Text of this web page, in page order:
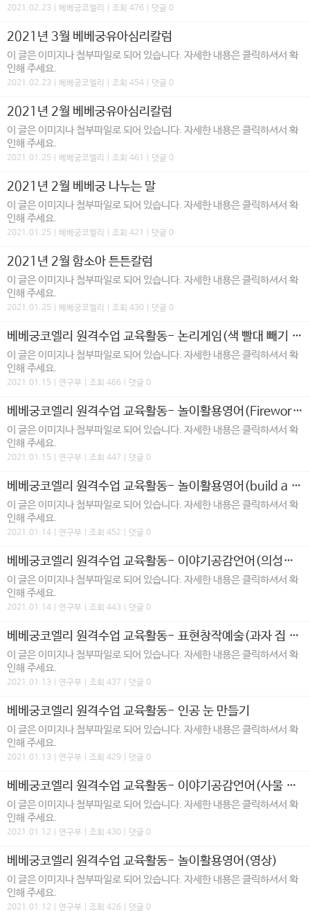
2021.02.23 | 베베궁코엘리 | 조회 476 | 댓글 0
2021년 3월 베베궁유아심리칼럼
이 글은 이미지나 첨부파일로 되어 있습니다. 자세한 내용은 클릭하셔서 확
인해 주세요.
2021.02.23 | 베베궁코엘리 | 조회 454 | 댓글 0
2021년 2월 베베궁유아심리칼럼
이 글은 이미지나 첨부파일로 되어 있습니다. 자세한 내용은 클릭하셔서 확
인해 주세요.
2021.01.25 | 베베궁코엘리 | 조회 461 | 댓글 0
2021년 2월 베베궁 나누는 말
이 글은 이미지나 첨부파일로 되어 있습니다. 자세한 내용은 클릭하셔서 확
인해 주세요.
2021.01.25 | 베베궁코엘리 | 조회 421 | 댓글 0
2021년 2월 함소아 튼튼칼럼
이 글은 이미지나 첨부파일로 되어 있습니다. 자세한 내용은 클릭하셔서 확
인해 주세요.
2021.01.25 | 베베궁코엘리 | 조회 430 | 댓글 0
베베궁코엘리 원격수업 교육활동- 논리게임(색 빨대 빼기 게임)
이 글은 이미지나 첨부파일로 되어 있습니다. 자세한 내용은 클릭하셔서 확
인해 주세요.
2021.01.15 | 연구부 | 조회 466 | 댓글 0
베베궁코엘리 원격수업 교육활동- 놀이활용영어(Fireworks in jar)
이 글은 이미지나 첨부파일로 되어 있습니다. 자세한 내용은 클릭하셔서 확
인해 주세요.
2021.01.15 | 연구부 | 조회 447 | 댓글 0
베베궁코엘리 원격수업 교육활동- 놀이활용영어(build a snowman)
이 글은 이미지나 첨부파일로 되어 있습니다. 자세한 내용은 클릭하셔서 확
인해 주세요.
2021.01.14 | 연구부 | 조회 452 | 댓글 0
베베궁코엘리 원격수업 교육활동- 이야기공감언어(의성어와 설명듣고 집 찾기)
이 글은 이미지나 첨부파일로 되어 있습니다. 자세한 내용은 클릭하셔서 확
인해 주세요.
2021.01.14 | 연구부 | 조회 443 | 댓글 0
베베궁코엘리 원격수업 교육활동- 표현창작예술(과자 집 만들기)
이 글은 이미지나 첨부파일로 되어 있습니다. 자세한 내용은 클릭하셔서 확
인해 주세요.
2021.01.13 | 연구부 | 조회 437 | 댓글 0
베베궁코엘리 원격수업 교육활동- 인공 눈 만들기
이 글은 이미지나 첨부파일로 되어 있습니다. 자세한 내용은 클릭하셔서 확
인해 주세요.
2021.01.13 | 연구부 | 조회 429 | 댓글 0
베베궁코엘리 원격수업 교육활동- 이야기공감언어(사물 모습 묘사하고 알아 맞히기)
이 글은 이미지나 첨부파일로 되어 있습니다. 자세한 내용은 클릭하셔서 확
인해 주세요.
2021.01.12 | 연구부 | 조회 430 | 댓글 0
베베궁코엘리 원격수업 교육활동- 놀이활용영어(영상)
이 글은 이미지나 첨부파일로 되어 있습니다. 자세한 내용은 클릭하셔서 확
인해 주세요.
2021.01.12 | 연구부 | 조회 426 | 댓글 0